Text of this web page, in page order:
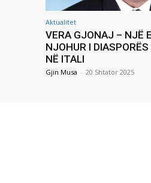
Aktualitet
VERA GJONAJ – NJË
NJOHUR I
NË ITALI
Gjin Musa - 20 Shtator 2025